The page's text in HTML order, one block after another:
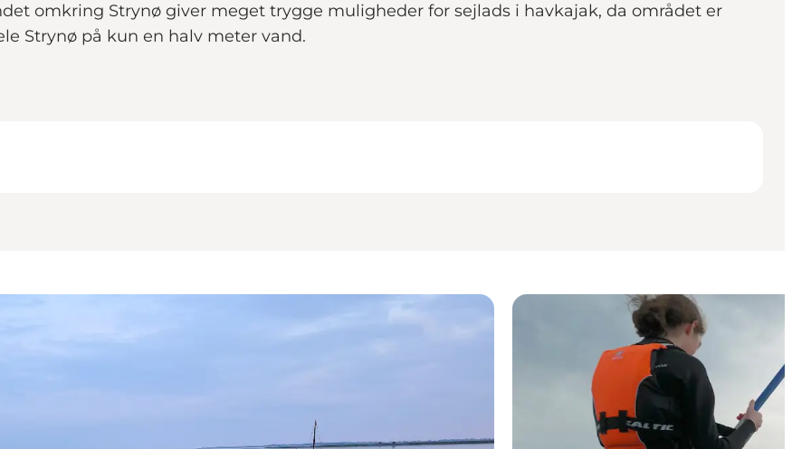
omkring Strynø giver meget trygge muligheder for sejlads i havkajak, da området er
Strynø på kun en halv meter vand.